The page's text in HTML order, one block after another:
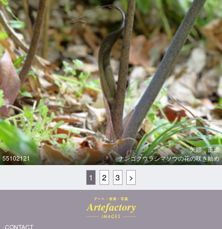
55102121
矢頭 正道
ナンゴクウラシマソウの花の咲き始め
1 2 3 >
CONTACT